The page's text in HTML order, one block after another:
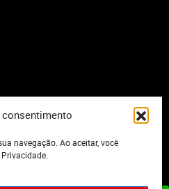
consentimento
navegação. Ao aceitar, você
Todos os direitos reservados.